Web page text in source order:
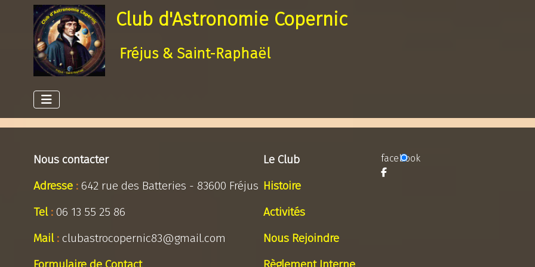
Club d'Astronomie Copernic
Fréjus & Saint-Raphaël
Nous contacter
Adresse : 642 rue des Batteries - 83600 Fréjus
Tel: 06 13 55 25 86
Mail: clubastrocopernic83@gmail.com
Le Club
Histoire
Activités
Nous Rejoindre
facebook